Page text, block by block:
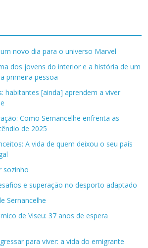
novo dia para o universo Marvel
dos jovens do interior e a história de um
primeira pessoa
habitantes [ainda] aprendem a viver
Como Sernancelhe enfrenta as
de 2025
A vida de quem deixou o seu país
sozinho
e superação no desporto adaptado
Sernancelhe
de Viseu: 37 anos de espera
para viver: a vida do emigrante